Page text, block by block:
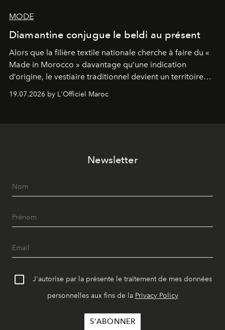
MODE
Diamantine conjugue le beldi au présent
Alors que la filière textile nationale cherche à faire du «
Made in Morocco » davantage qu’une indication
d’origine, le vestiaire traditionnel devient un territoire
révise les proportions et les usages pour l’inscrire dans
19.07.2026 by L'Officiel Maroc
Newsletter
J'autorise par la présente le traitement de mes données
personnelles aux fins de la Privacy Policy